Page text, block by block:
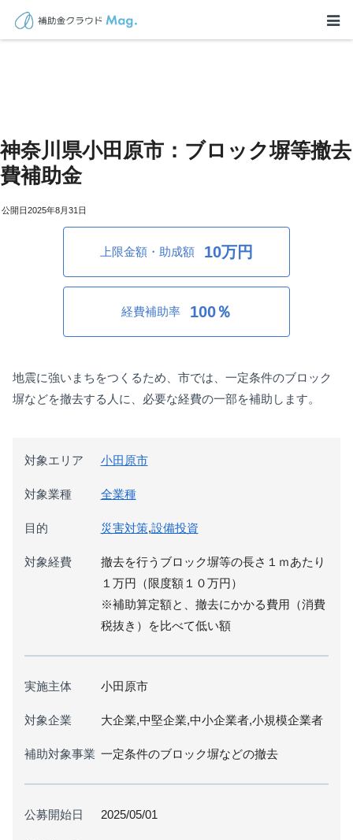
神奈川県小田原市：ブロック塀等撤去
費補助金
2025年8月31日
上限金額・助成額 10万円
経費補助率 100％
地震に強いまちをつくるため、市では、一定条件のブロック
塀などを撤去する人に、必要な経費の一部を補助します。
対象エリア 小田原市
対象業種 全業種
目的 災害対策,設備投資
対象経費
撤去を行うブロック塀等の長さ１ｍあたり
１万円（限度額１０万円）
※補助算定額と、撤去にかかる費用（消費
税抜き）を比べて低い額
実施主体 小田原市
対象企業 大企業,中堅企業,中小企業者,小規模企業者
補助対象事業 一定条件のブロック塀などの撤去
公募開始日 2025/05/01